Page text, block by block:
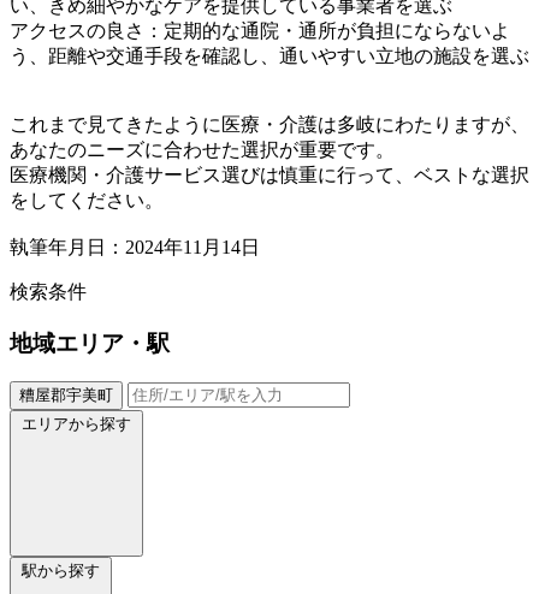
い、きめ細やかなケアを提供している事業者を選ぶ
アクセスの良さ：定期的な通院・通所が負担にならないよ
う、距離や交通手段を確認し、通いやすい立地の施設を選ぶ
これまで見てきたように医療・介護は多岐にわたりますが、
あなたのニーズに合わせた選択が重要です。
医療機関・介護サービス選びは慎重に行って、ベストな選択
をしてください。
執筆年月日：2024年11月14日
検索条件
地域エリア・駅
糟屋郡宇美町
エリアから探す
駅から探す